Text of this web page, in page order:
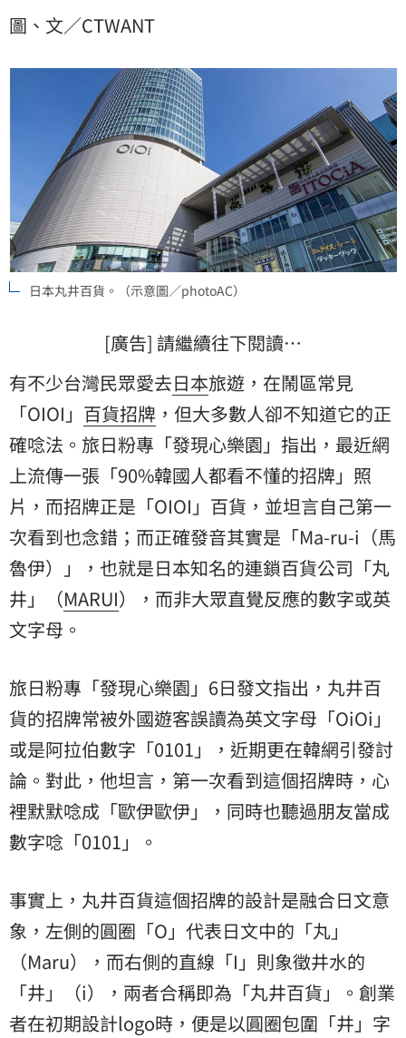
ru-i（馬魯伊）」，也就是日本知名的連鎖百貨公司「丸
圖、文／CTWANT
日本丸井百貨。（示意圖／photoAC）
[廣告] 請繼續往下閱讀…
有不少台灣民眾愛去日本旅遊，在鬧區常見
「OIOI」 百貨招牌 ，但大多數人卻不知道它的正
確唸法。旅日粉專「發現心樂園」指出，最近網
上流傳一張「90%韓國人都看不懂的招牌」照
片，而招牌正是「OIOI」百貨，並坦言自己第一
次看到也念錯；而正確發音其實是「Ma-ru-i（馬
魯伊）」，也就是日本知名的連鎖百貨公司「丸
井」（MARUI），而非大眾直覺反應的數字或英
文字母。
旅日粉專「發現心樂園」6日發文指出， 丸井百
貨的招牌常被外國遊客誤讀為英文字母「OiOi」
或是阿拉伯數字「0101」，近期更在韓網引發討
論。對此，他坦言，第一次看到這個招牌時，心
裡默默唸成「歐伊歐伊」，同時也聽過朋友當成
數字唸「0101」。
事實上，丸井百貨這個招牌的設計是融合日文意
象，左側的圓圈「O」代表日文中的「丸」
（Maru），而右側的直線「I」則象徵井水的
「井」（i），兩者合稱即為「丸井百貨」。創業
者在初期設計logo時，便是以圓圈包圍「井」字